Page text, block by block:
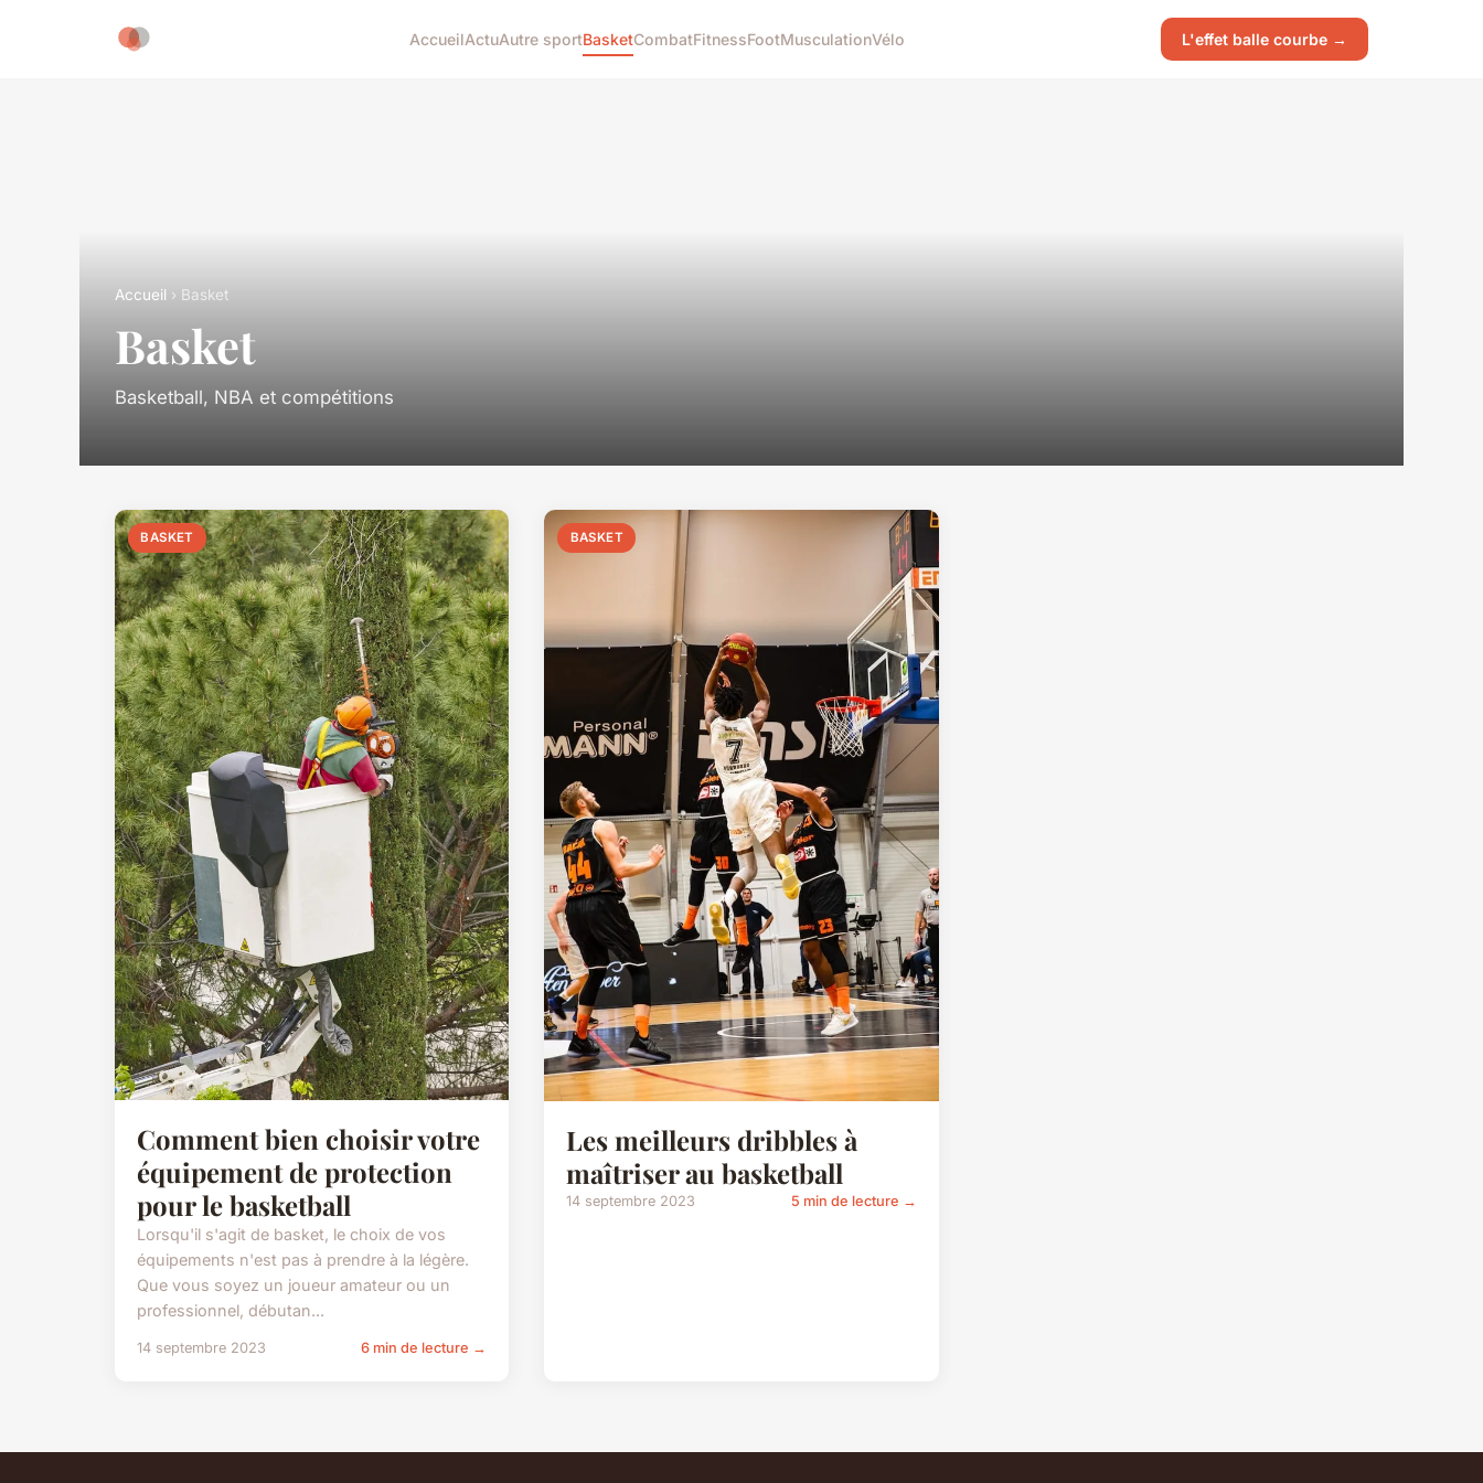
AccueilActuAutre sportBasketCombatFitnessFootMusculationVélo L'effet balle courbe →
Accueil › Basket
Basket
Basketball, NBA et compétitions
BASKET
Comment bien choisir votre
équipement de protection
pour le basketball
Lorsqu'il s'agit de basket, le choix de vos
équipements n'est pas à prendre à la légère.
Que vous soyez un joueur amateur ou un
professionnel, débutan...
14 septembre 2023 6 min de lecture →
BASKET
Les meilleurs dribbles à
maîtriser au basketball
14 septembre 2023 5 min de lecture →